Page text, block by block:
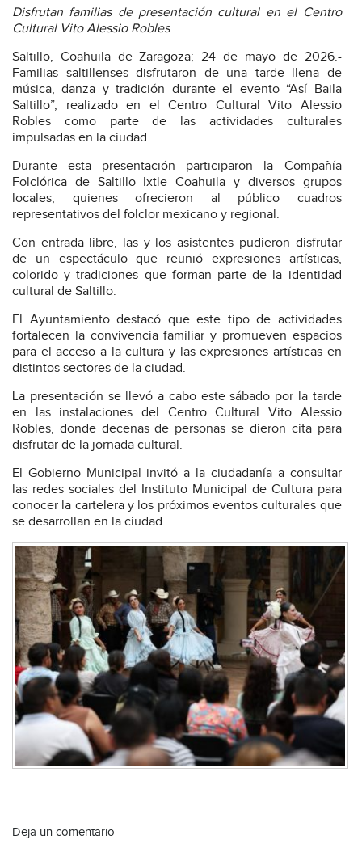
Disfrutan familias de presentación cultural en el Centro
Cultural Vito Alessio Robles
Saltillo, Coahuila de Zaragoza; 24 de mayo de 2026.-
Familias saltillenses disfrutaron de una tarde llena de
música, danza y tradición durante el evento “Así Baila
Saltillo”, realizado en el Centro Cultural Vito Alessio
Robles como parte de las actividades culturales
impulsadas en la ciudad.
Durante esta presentación participaron la Compañía
Folclórica de Saltillo Ixtle Coahuila y diversos grupos
locales, quienes ofrecieron al público cuadros
representativos del folclor mexicano y regional.
Con entrada libre, las y los asistentes pudieron disfrutar
de un espectáculo que reunió expresiones artísticas,
colorido y tradiciones que forman parte de la identidad
cultural de Saltillo.
El Ayuntamiento destacó que este tipo de actividades
fortalecen la convivencia familiar y promueven espacios
para el acceso a la cultura y las expresiones artísticas en
distintos sectores de la ciudad.
La presentación se llevó a cabo este sábado por la tarde
en las instalaciones del Centro Cultural Vito Alessio
Robles, donde decenas de personas se dieron cita para
disfrutar de la jornada cultural.
El Gobierno Municipal invitó a la ciudadanía a consultar
las redes sociales del Instituto Municipal de Cultura para
conocer la cartelera y los próximos eventos culturales que
se desarrollan en la ciudad.
Deja un comentario